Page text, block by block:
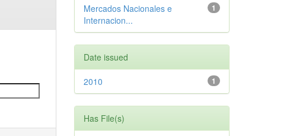
1
Mercados Nacionales e
Internacion...
Date issued
1
2010
Has File(s)